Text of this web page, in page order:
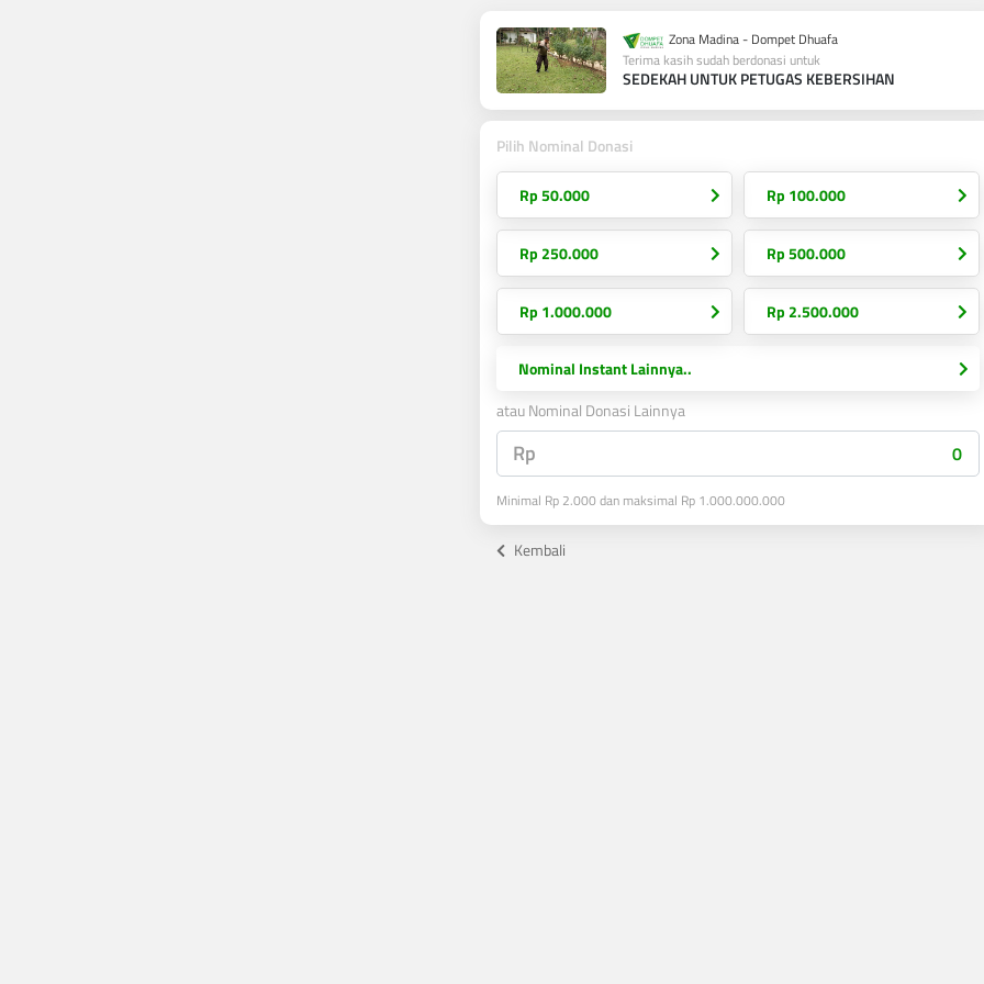
Zona Madina - Dompet Dhuafa
Terima kasih sudah berdonasi untuk
SEDEKAH UNTUK PETUGAS KEBERSIHAN
Pilih Nominal Donasi
Rp 50.000 Rp 100.000
Rp 250.000 Rp 500.000
Rp 1.000.000 Rp 2.500.000
Nominal Instant Lainnya..
atau Nominal Donasi Lainnya
Rp
Minimal Rp 2.000 dan maksimal Rp 1.000.000.000
Kembali